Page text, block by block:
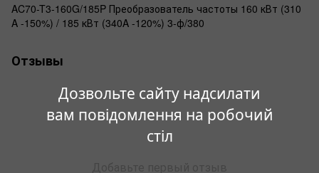
Дозвольте сайту надсилати
вам повідомлення на робочий
стіл
AC70-T3-160G/185P Преобразователь частоты 160 кВт (310
A -150%) / 185 кВт (340A -120%) 3-ф/380
Отзывы